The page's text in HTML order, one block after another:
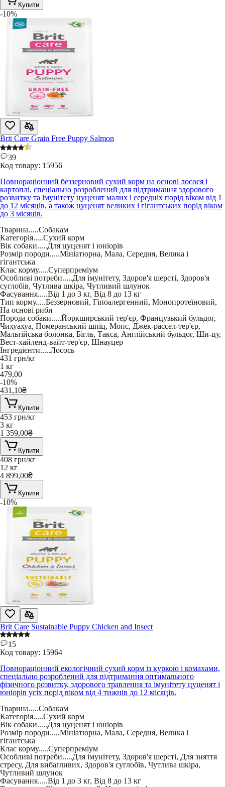
Купити
-10%
Brit Care Grain Free Puppy Salmon
39
Код товару: 15956
Повнораціонний беззерновий сухий корм на основі лосося і
картоплі, спеціально розроблений для підтримання здорового
розвитку та імунітету цуценят малих і середніх порід віком від 1
до 12 місяців, а також цуценят великих і гігантських порід віком
до 3 місяців.
Тварина.....Собакам
Категорія.....Сухий корм
Вік собаки.....Для цуценят і юніорів
Розмір породи.....Мініатюрна, Мала, Середня, Велика і
гігантська
Клас корму.....Суперпреміум
Особливі потреби.....Для імунітету, Здоров'я шерсті, Здоров'я
суглобів, Чутлива шкіра, Чутливий шлунок
Фасування.....Від 1 до 3 кг, Від 8 до 13 кг
Тип корму.....Беззерновий, Гіпоалергенний, Монопротеїновий,
На основі риби
Порода собаки.....Йоркширський тер'єр, Французький бульдог,
Чихуахуа, Померанський шпіц, Мопс, Джек-рассел-тер'єр,
Мальтійська болонка, Бігль, Такса, Англійський бульдог, Ши-цу,
Вест-хайленд-вайт-тер'єр, Шнауцер
Інгредієнти.....Лосось
431 грн/кг
1 кг
479,00
-10%
431,10₴
Купити
453 грн/кг
3 кг
1 359,00₴
Купити
408 грн/кг
12 кг
4 899,00₴
Купити
-10%
Brit Care Sustainable Puppy Chicken and Insect
15
Код товару: 15964
Повнораціонний екологічний сухий корм із куркою і комахами,
спеціально розроблений для підтримання оптимального
фізичного розвитку, здорового травлення та імунітету цуценят і
юніорів усіх порід віком від 4 тижнів до 12 місяців.
Тварина.....Собакам
Категорія.....Сухий корм
Вік собаки.....Для цуценят і юніорів
Розмір породи.....Мініатюрна, Мала, Середня, Велика і
гігантська
Клас корму.....Суперпреміум
Особливі потреби.....Для імунітету, Здоров'я шерсті, Для зняття
стресу, Для вибагливих, Здоров'я суглобів, Чутлива шкіра,
Чутливий шлунок
Фасування.....Від 1 до 3 кг, Від 8 до 13 кг